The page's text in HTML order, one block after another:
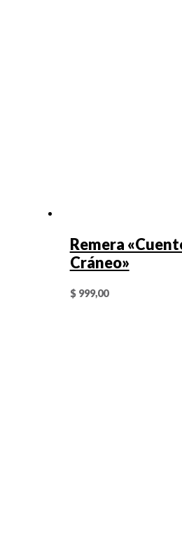
Remera
Cráneo»
$999,00